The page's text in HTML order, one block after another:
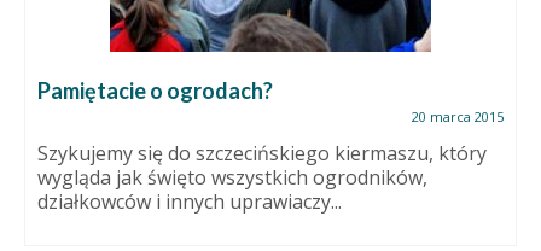
Pamiętacie o ogrodach?
20 marca 2015
Szykujemy się do szczecińskiego kiermaszu, który
wygląda jak święto wszystkich ogrodników,
działkowców i innych uprawiaczy...